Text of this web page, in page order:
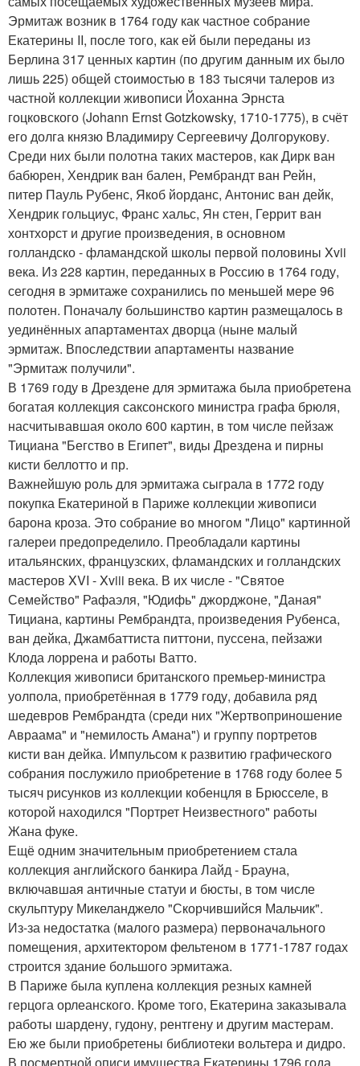
Эрмитаж возник в 1764 году как частное собрание
Екатерины II, после того, как ей были переданы из
Берлина 317 ценных картин (по другим данным их было
лишь 225) общей стоимостью в 183 тысячи талеров из
частной коллекции живописи Йоханна Эрнста
гоцковского (Johann Ernst Gotzkowsky, 1710-1775), в счёт
его долга князю Владимиру Сергеевичу Долгорукову.
Среди них были полотна таких мастеров, как Дирк ван
бабюрен, Хендрик ван бален, Рембрандт ван Рейн,
питер Пауль Рубенс, Якоб йорданс, Антонис ван дейк,
Хендрик гольциус, Франс хальс, Ян стен, Геррит ван
хонтхорст и другие произведения, в основном
голландско - фламандской школы первой половины Xvii
века. Из 228 картин, переданных в Россию в 1764 году,
сегодня в эрмитаже сохранились по меньшей мере 96
полотен. Поначалу большинство картин размещалось в
уединённых апартаментах дворца (ныне малый
эрмитаж. Впоследствии апартаменты название
"Эрмитаж получили".
В 1769 году в Дрездене для эрмитажа была приобретена
богатая коллекция саксонского министра графа брюля,
насчитывавшая около 600 картин, в том числе пейзаж
Тициана "Бегство в Египет", виды Дрездена и пирны
кисти беллотто и пр.
Важнейшую роль для эрмитажа сыграла в 1772 году
покупка Екатериной в Париже коллекции живописи
барона кроза. Это собрание во многом "Лицо" картинной
галереи предопределило. Преобладали картины
итальянских, французских, фламандских и голландских
мастеров XVI - Xviii века. В их числе - "Святое
Семейство" Рафаэля, "Юдифь" джорджоне, "Даная"
Тициана, картины Рембрандта, произведения Рубенса,
ван дейка, Джамбаттиста питтони, пуссена, пейзажи
Клода лоррена и работы Ватто.
Коллекция живописи британского премьер-министра
уолпола, приобретённая в 1779 году, добавила ряд
шедевров Рембрандта (среди них "Жертвоприношение
Авраама" и "немилость Амана") и группу портретов
кисти ван дейка. Импульсом к развитию графического
собрания послужило приобретение в 1768 году более 5
тысяч рисунков из коллекции кобенцля в Брюсселе, в
которой находился "Портрет Неизвестного" работы
Жана фуке.
Ещё одним значительным приобретением стала
коллекция английского банкира Лайд - Брауна,
включавшая античные статуи и бюсты, в том числе
скульптуру Микеланджело "Скорчившийся Мальчик".
Из-за недостатка (малого размера) первоначального
помещения, архитектором фельтеном в 1771-1787 годах
строится здание большого эрмитажа.
В Париже была куплена коллекция резных камней
герцога орлеанского. Кроме того, Екатерина заказывала
работы шардену, гудону, рентгену и другим мастерам.
Ею же были приобретены библиотеки вольтера и дидро.
В посмертной описи имущества Екатерины 1796 года